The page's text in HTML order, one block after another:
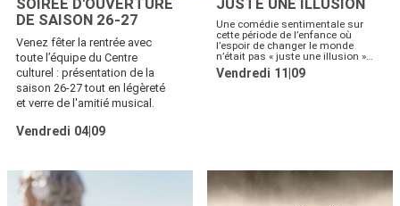
SOIRÉE D'OUVERTURE
DE SAISON 26-27
Venez fêter la rentrée avec
toute l’équipe du Centre
culturel : présentation de la
saison 26-27 tout en légèreté
et verre de l'amitié musical.
Vendredi 04|09
JUSTE UNE ILLUSION
Une comédie sentimentale sur
cette période de l’enfance où
l’espoir de changer le monde
n’était pas « juste une illusion »…
Vendredi 11|09